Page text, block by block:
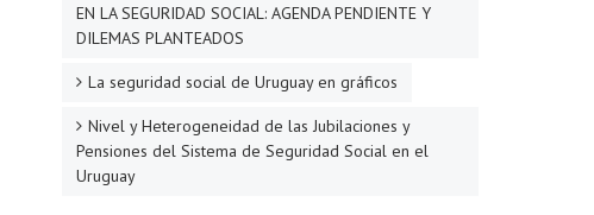
EN LA SEGURIDAD SOCIAL: AGENDA PENDIENTE Y
DILEMAS PLANTEADOS
La seguridad social de Uruguay en gráficos
Nivel y Heterogeneidad de las Jubilaciones y
Pensiones del Sistema de Seguridad Social en el
Uruguay